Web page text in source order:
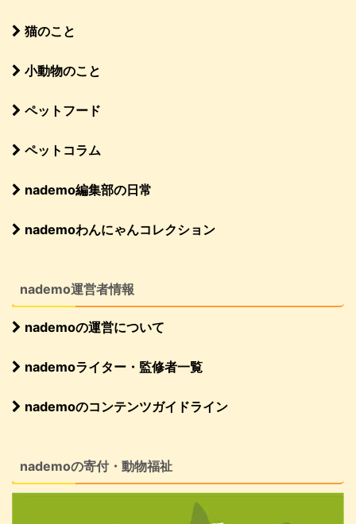
猫のこと
小動物のこと
ペットフード
ペットコラム
nademo編集部の日常
nademoわんにゃんコレクション
nademo運営者情報
nademoの運営について
nademoライター・監修者一覧
nademoのコンテンツガイドライン
nademoの寄付・動物福祉